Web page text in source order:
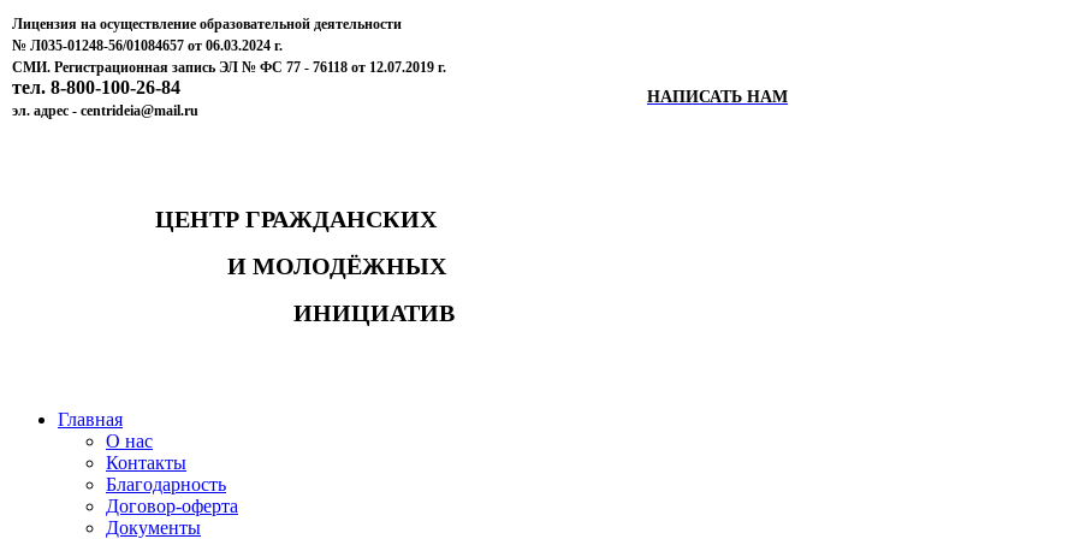
Лицензия на осуществление образовательной деятельности
№ Л035-01248-56/01084657 от 06.03.2024 г.
СМИ. Регистрационная запись ЭЛ № ФС 77 - 76118 от 12.07.2019 г.
тел. 8-800-100-26-84
эл. адрес - centrideia@mail.ru
НАПИСАТЬ НАМ
ЦЕНТР ГРАЖДАНСКИХ
И МОЛОДЁЖНЫХ
ИНИЦИАТИВ
Главная
О нас
Контакты
Благодарность
Договор-оферта
Документы